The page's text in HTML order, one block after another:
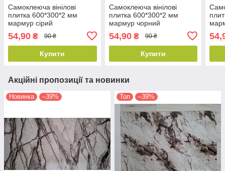
Самоклеюча вінілові
плитка 600*300*2 мм
мармур сірий
54,90 ₴ 90 ₴
Купити
Самоклеюча вінілові
плитка 600*300*2 мм
мармур чорний
54,90₴ 90 ₴
Купити
Акційні пропозиції та новинки
Новинка –39% Топ –39%